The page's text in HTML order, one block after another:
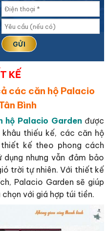
KẾ
các căn hộ Palacio
Bình
hộ Palacio Garden được
thiếu kế, các căn hộ
kế theo phong cách
nhưng vẫn đảm bảo
trời tự nhiên. Với thiết kế
Palacio Garden sẽ giúp
chọn với giá hợp túi tiền.